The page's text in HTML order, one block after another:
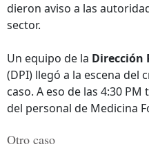
dieron aviso a las
sector.
Un equipo de la Dirección
(DPI) llegó a la escena del
caso. A eso de las 4:30
del personal de Medicina
Otro caso